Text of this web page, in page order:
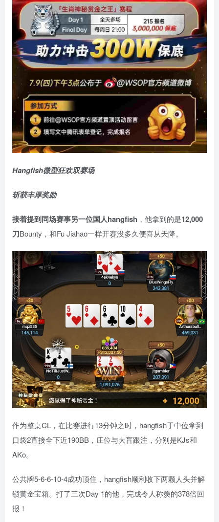
Hangfish微型狂欢双赛场
斩获丰厚奖励
接着提到同场赛事另一位国人hangfish ，他拿到的是12,000
刀Bounty，和Fu Jiahao一样开赛没多久便喜从天降。
作为整桌CL，在比赛进行13分钟之时，hangfish于中位拿到
口袋2直接全下近190BB，庄位与大盲跟注，分别是KJs和
AKo。
公共牌5-6-6-10-4成功顶住，hangfish顺利收下两颗人头并解
锁黄金宝箱。打了三次Day 1的他，完成令人称羡的378倍回
报！